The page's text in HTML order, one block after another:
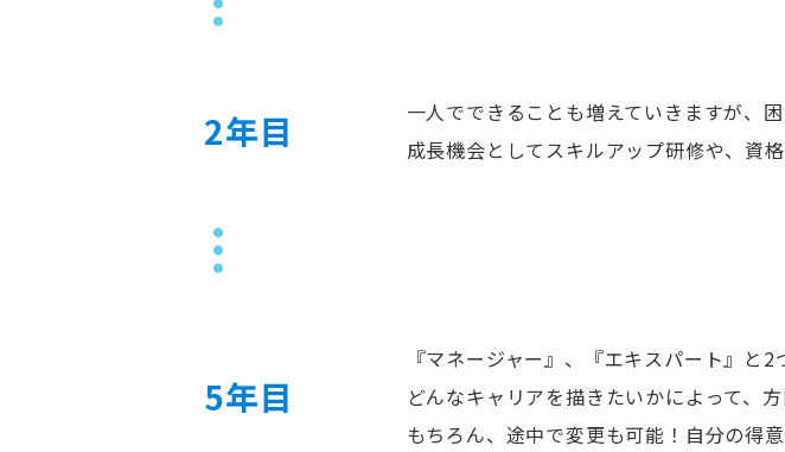
2年目
一人でできることも増えていきますが、
成長機会としてスキルアップ研修や、資
5年目
『マネージャー』、『エキスパート』と
どんなキャリアを描きたいかによって、
もちろん、途中で変更も可能！自分の得